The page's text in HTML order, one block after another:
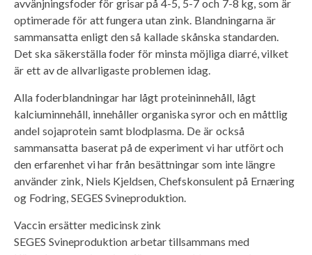
avvänjningsfoder för grisar på 4-5, 5-7 och 7-8 kg, som är
optimerade för att fungera utan zink. Blandningarna är
sammansatta enligt den så kallade skånska standarden.
Det ska säkerställa foder för minsta möjliga diarré, vilket
är ett av de allvarligaste problemen idag.
Alla foderblandningar har lågt proteininnehåll, lågt
kalciuminnehåll, innehåller organiska syror och en måttlig
andel sojaprotein samt blodplasma. De är också
sammansatta baserat på de experiment vi har utfört och
den erfarenhet vi har från besättningar som inte längre
använder zink, Niels Kjeldsen, Chefskonsulent på Ernæring
og Fodring, SEGES Svineproduktion.
Vaccin ersätter medicinsk zink
SEGES Svineproduktion arbetar tillsammans med